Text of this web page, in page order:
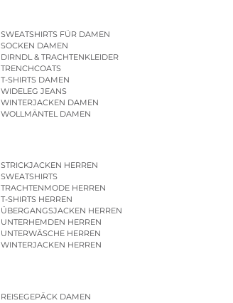
SWEATSHIRTS FÜR DAMEN
SOCKEN DAMEN
DIRNDL & TRACHTENKLEIDER
TRENCHCOATS
T-SHIRTS DAMEN
WIDELEG JEANS
WINTERJACKEN DAMEN
WOLLMÄNTEL DAMEN
STRICKJACKEN HERREN
SWEATSHIRTS
TRACHTENMODE HERREN
T-SHIRTS HERREN
ÜBERGANGSJACKEN HERREN
UNTERHEMDEN HERREN
UNTERWÄSCHE HERREN
WINTERJACKEN HERREN
REISEGEPÄCK DAMEN